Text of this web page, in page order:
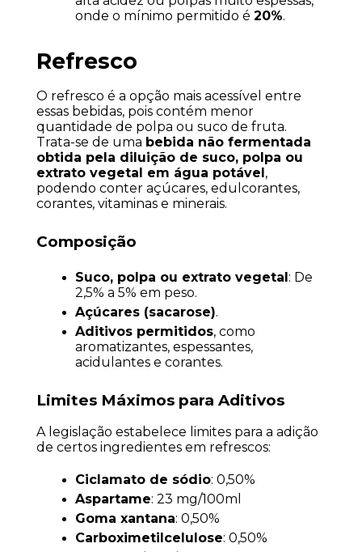
onde o mínimo permitido é 20%.
Refresco
O refresco é a opção mais acessível entre
essas bebidas, pois contém menor
quantidade de polpa ou suco de fruta.
Trata-se de uma bebida não fermentada
obtida pela diluição de suco, polpa ou
extrato vegetal em água potável ,
podendo conter açúcares, edulcorantes,
corantes, vitaminas e minerais.
Composição
Suco, polpa ou extrato vegetal: De
2,5% a 5% em peso.
Açúcares (sacarose).
Aditivos permitidos, como
aromatizantes, espessantes,
acidulantes e corantes.
Limites Máximos para Aditivos
A legislação estabelece limites para a adição
de certos ingredientes em refrescos:
Ciclamato de sódio: 0,50%
Aspartame: 23 mg/100ml
Goma xantana: 0,50%
Carboximetilcelulose: 0,50%